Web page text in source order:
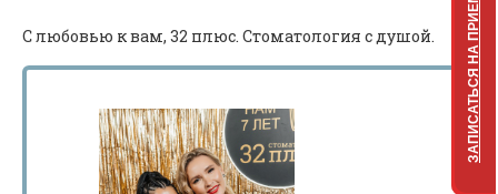
С любовью к вам, 32 плюс. Стоматология с душой. ЗАПИСАТЬСЯ НА ПРИЕМ